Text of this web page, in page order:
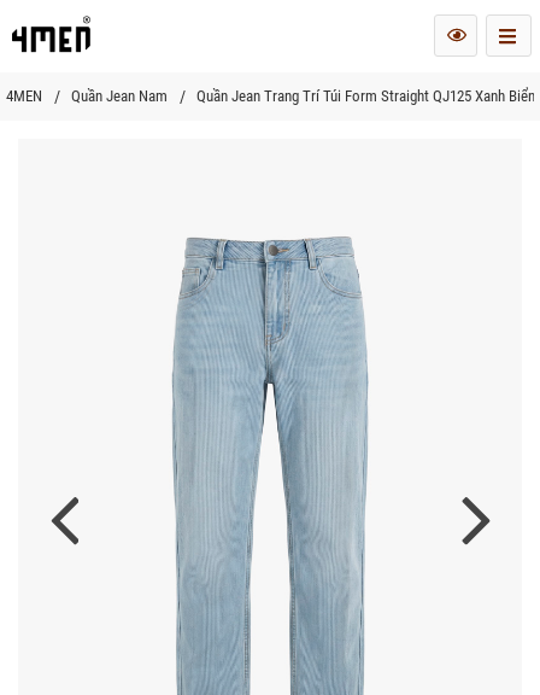
4MEN Quần Jean Nam Quần Jean Trang Trí Túi Form Straight QJ125 Xanh Biển